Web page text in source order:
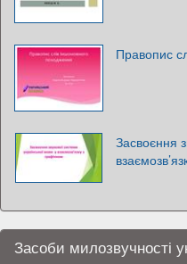
Правопис
Засвоєння
Засоби милозвучності